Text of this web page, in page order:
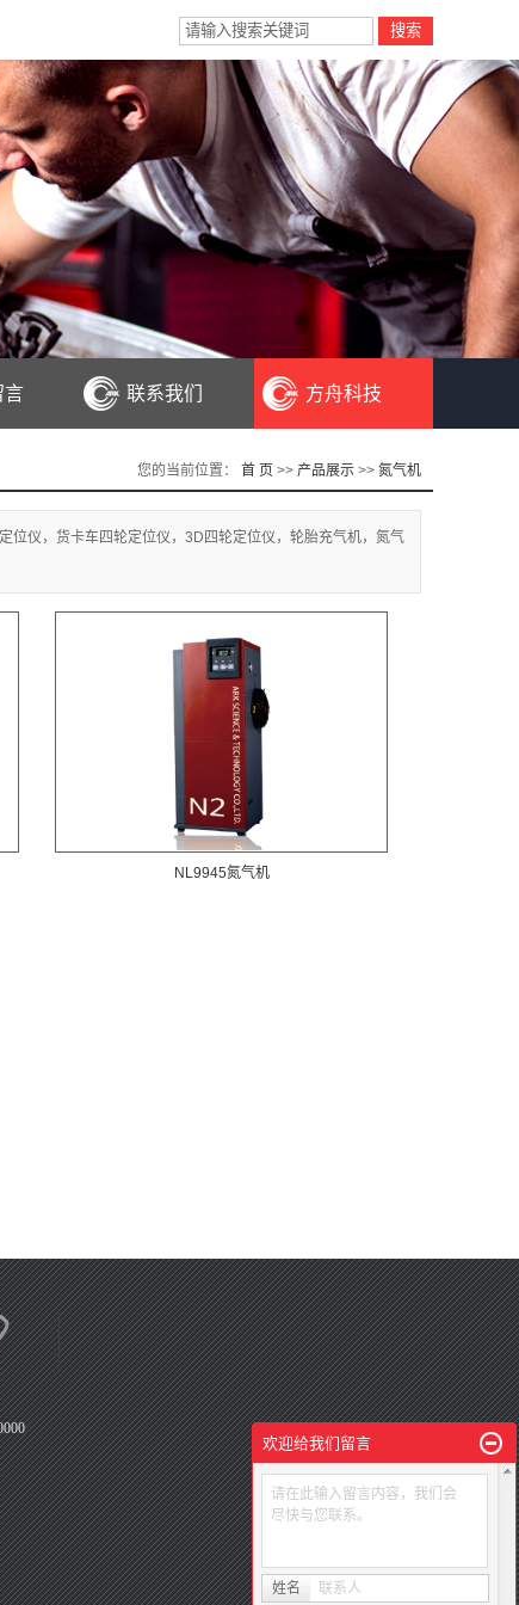
言 联系我们 方舟科技
您的当前位置： 首 页 >> 产品展示 >> 氮气机
位仪，货卡车四轮定位仪，3D四轮定位仪，轮胎充气机，氮气
NL9945氮气机
欢迎给我们留言
请在此输入留言内容，我们会
尽快与您联系。
姓名 联系人